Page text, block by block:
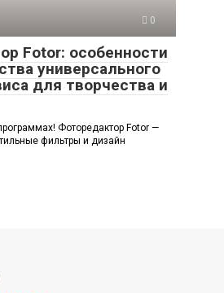
0
Fotor: особенности
универсального
для творчества и
Фоторедактор Fotor —
фильтры и дизайн